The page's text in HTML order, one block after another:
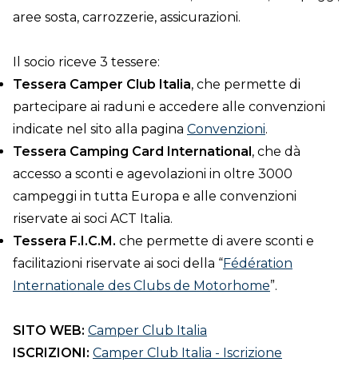
aree sosta, carrozzerie, assicurazioni.
Il socio riceve 3 tessere:
Tessera Camper Club Italia, che permette di
partecipare ai raduni e accedere alle convenzioni
indicate nel sito alla pagina Convenzioni.
Tessera Camping Card International, che dà
accesso a sconti e agevolazioni in oltre 3000
campeggi in tutta Europa e alle convenzioni
riservate ai soci ACT Italia.
Tessera F.I.C.M. che permette di avere sconti e
facilitazioni riservate ai soci della “Fédération
Internationale des Clubs de Motorhome”.
SITO WEB: Camper Club Italia
ISCRIZIONI: Camper Club Italia - Iscrizione